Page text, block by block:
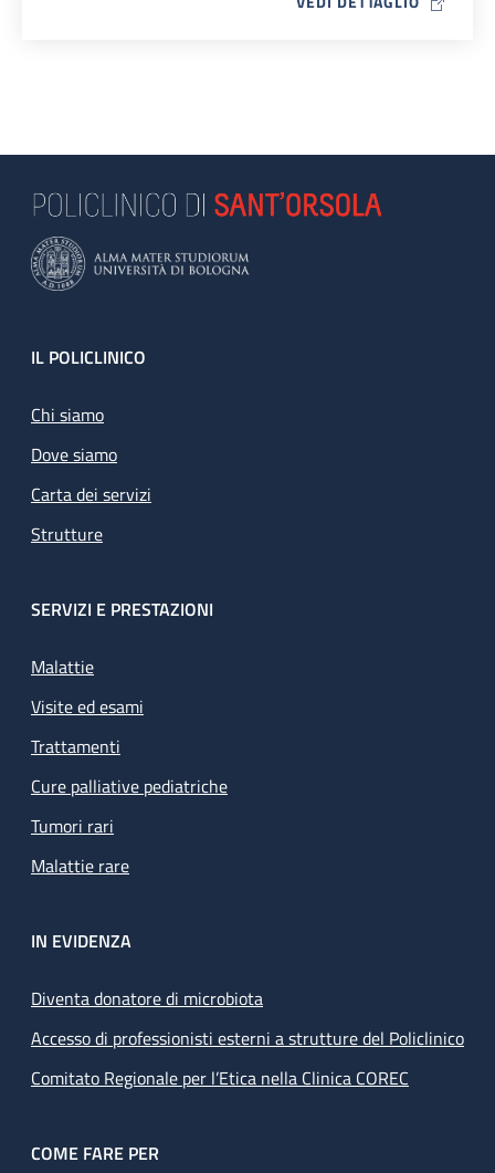
Footer
IL POLICLINICO
Chi siamo
Dove siamo
Carta dei servizi
Strutture
SERVIZI E PRESTAZIONI
Malattie
Visite ed esami
Trattamenti
Cure palliative pediatriche
Tumori rari
Malattie rare
IN EVIDENZA
Diventa donatore di microbiota
Accesso di professionisti esterni a strutture del Policlinico
Comitato Regionale per l’Etica nella Clinica COREC
COME FARE PER